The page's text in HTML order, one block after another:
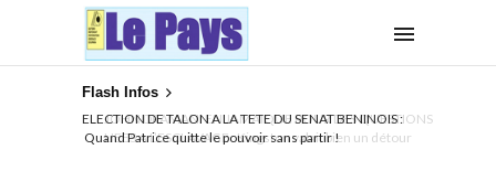
Flash Infos
ELECTION DE TALON A LA TETE DU SENAT BENINOIS :
Quand Patrice quitte le pouvoir sans partir !